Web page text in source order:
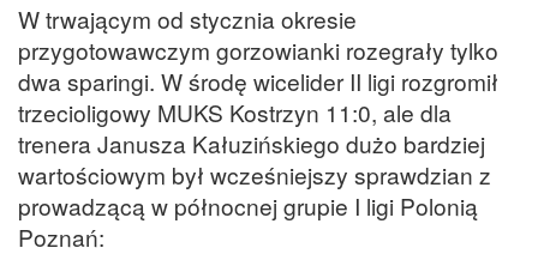
W trwającym od stycznia okresie
przygotowawczym gorzowianki rozegrały tylko
dwa sparingi. W środę wicelider II ligi rozgromił
trzecioligowy MUKS Kostrzyn 11:0, ale dla
trenera Janusza Kałuzińskiego dużo bardziej
wartościowym był wcześniejszy sprawdzian z
prowadzącą w północnej grupie I ligi Polonią
Poznań: